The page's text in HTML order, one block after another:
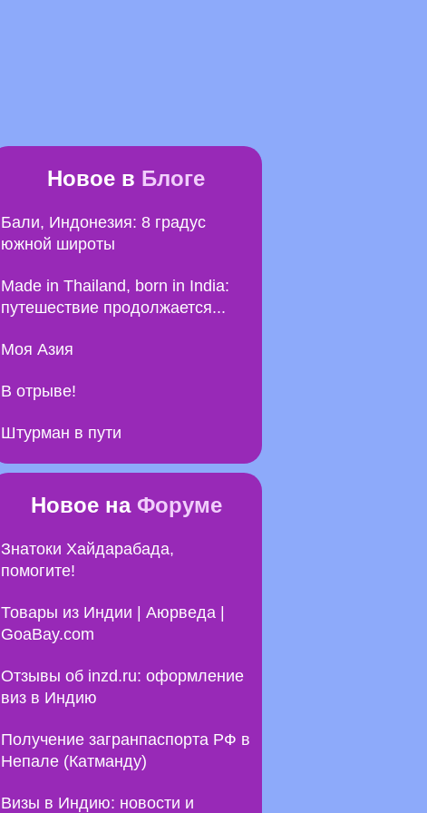
Новое в Блоге
Бали, Индонезия: 8 градус
южной широты
Made in Thailand, born in India:
путешествие продолжается...
Моя Азия
В отрыве!
Штурман в пути
Новое на Форуме
Знатоки Хайдарабада,
помогите!
Товары из Индии | Аюрведа |
GoaBay.com
Отзывы об inzd.ru: оформление
виз в Индию
Получение загранпаспорта РФ в
Непале (Катманду)
Визы в Индию: новости и